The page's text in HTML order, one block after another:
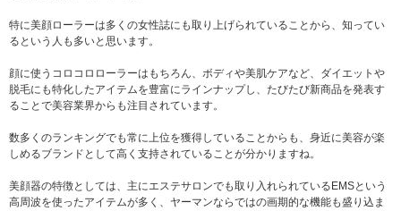
特に美顔ローラーは多くの女性誌にも取り上げられていることから、知ってい
るという人も多いと思います。
顔に使うコロコロローラーはもちろん、ボディや美肌ケアなど、ダイエットや
脱毛にも特化したアイテムを豊富にラインナップし、たびたび新商品を発表す
ることで美容業界からも注目されています。
数多くのランキングでも常に上位を獲得していることからも、身近に美容が楽
しめるブランドとして高く支持されていることが分かりますね。
美顔器の特徴としては、主にエステサロンでも取り入れられているEMSという
高周波を使ったアイテムが多く、ヤーマンならではの画期的な機能も盛り込ま